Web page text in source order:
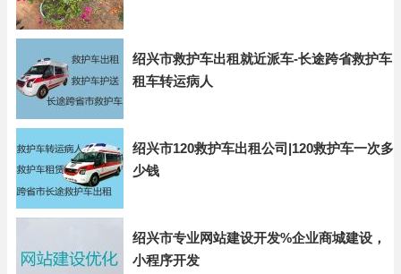
绍兴市救护车出租就近派车-长途跨省救护车
租车转运病人
绍兴市120救护车出租公司|120救护车一次多
少钱
绍兴市专业网站建设开发%企业商城建设，
小程序开发